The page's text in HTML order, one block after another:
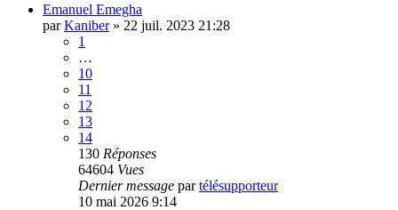
Emanuel Emegha
parKaniber» 22 juil. 2023 21:28
1
…
10
11
12
13
14
130 Réponses
64604 Vues
Dernier message partélésupporteur
10 mai 2026 9:14